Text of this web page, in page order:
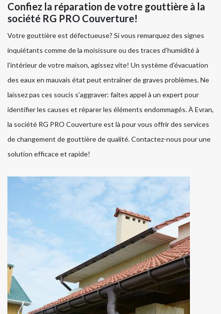
Confiez la réparation de votre gouttière à la
société RG PRO Couverture!
Votre gouttière est défectueuse? Si vous remarquez des signes
inquiétants comme de la moisissure ou des traces d’humidité à
l’intérieur de votre maison, agissez vite! Un système d’évacuation
des eaux en mauvais état peut entraîner de graves problèmes. Ne
laissez pas ces soucis s’aggraver: faites appel à un expert pour
identifier les causes et réparer les éléments endommagés. À Evran,
la société RG PRO Couverture est là pour vous offrir des services
de changement de gouttière de qualité. Contactez-nous pour une
solution efficace et rapide!